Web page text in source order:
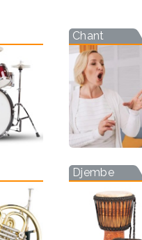
Chant
Djembe